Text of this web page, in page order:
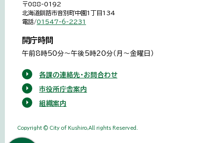
〒088-0192
北海道釧路市音別町中園1丁目134
電話/01547-6-2231
開庁時間
午前8時50分～午後5時20分（月～金曜日）
各課の連絡先・お問合わせ
市役所庁舎案内
組織案内
Copyright © City of Kushiro,All rights Reserved.